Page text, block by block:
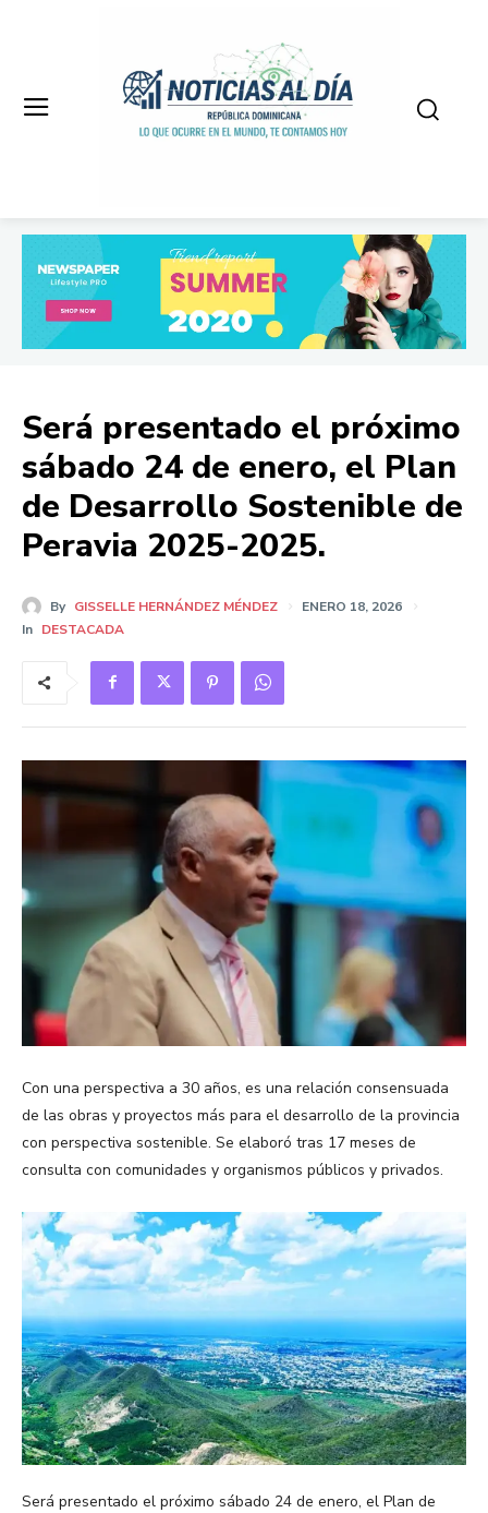
Será presentado el próximo
sábado 24 de enero, el Plan
de Desarrollo Sostenible de
Peravia 2025-2025.
By GISSELLE HERNÁNDEZ MÉNDEZ
ENERO 18, 2026
In DESTACADA
Con una perspectiva a 30 años, es una relación consensuada
de las obras y proyectos más para el desarrollo de la provincia
con perspectiva sostenible. Se elaboró tras 17 meses de
consulta con comunidades y organismos públicos y privados.
Será presentado el próximo sábado 24 de enero, el Plan de